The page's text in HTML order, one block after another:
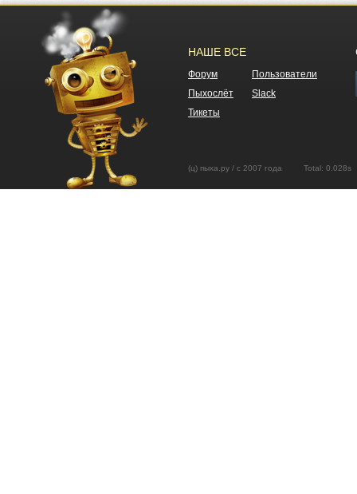
НАШЕ ВСЕ
Форум
Пользователи
Пыхослёт
Slack
Тикеты
(ц) пыха.ру / с 2007 года Total: